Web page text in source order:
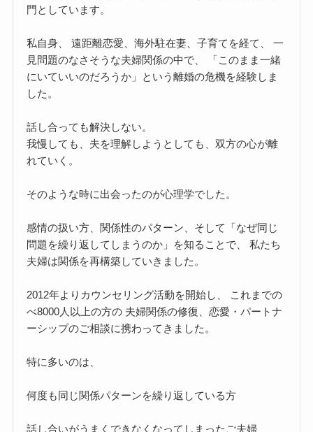
門としています。
私自身、 遠距離恋愛、海外駐在妻、子育てを経て、 一
見問題のなさそうな夫婦関係の中で、 「このまま一緒
にいていいのだろうか」という離婚の危機を経験しま
した。
話し合っても解決しない。
我慢しても、夫を理解しようとしても、双方の心が離
れていく。
そのような時に出会ったのが心理学でした。
感情の扱い方、関係性のパターン、そして「なぜ同じ
問題を繰り返してしまうのか」を知ることで、 私たち
夫婦は関係を再構築していきました。
2012年よりカウンセリング活動を開始し、 これまでの
べ8000人以上の方の 夫婦関係の修復、恋愛・パートナ
ーシップのご相談に携わってきました。
特に多いのは、
何度も同じ関係パターンを繰り返している方
話し合いがうまくできなくなってしまったご夫婦